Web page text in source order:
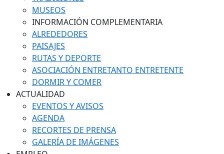
MUSEOS
INFORMACIÓN COMPLEMENTARIA
ALREDEDORES
PAISAJES
RUTAS Y DEPORTE
ASOCIACIÓN ENTRETANTO ENTRETENTE
DORMIR Y COMER
ACTUALIDAD
EVENTOS Y AVISOS
AGENDA
RECORTES DE PRENSA
GALERÍA DE IMÁGENES